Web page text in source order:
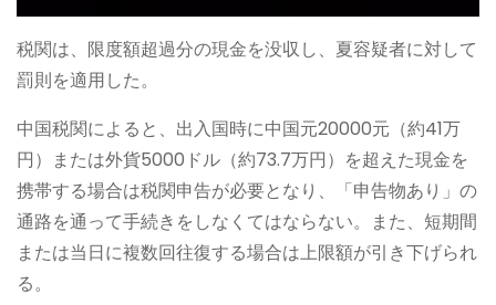
税関は、限度額超過分の現金を没収し、夏容疑者に対して
罰則を適用した。
中国税関によると、出入国時に中国元20000元（約41万
円）または外貨5000ドル（約73.7万円）を超えた現金を
携帯する場合は税関申告が必要となり、「申告物あり」の
通路を通って手続きをしなくてはならない。また、短期間
または当日に複数回往復する場合は上限額が引き下げられ
る。